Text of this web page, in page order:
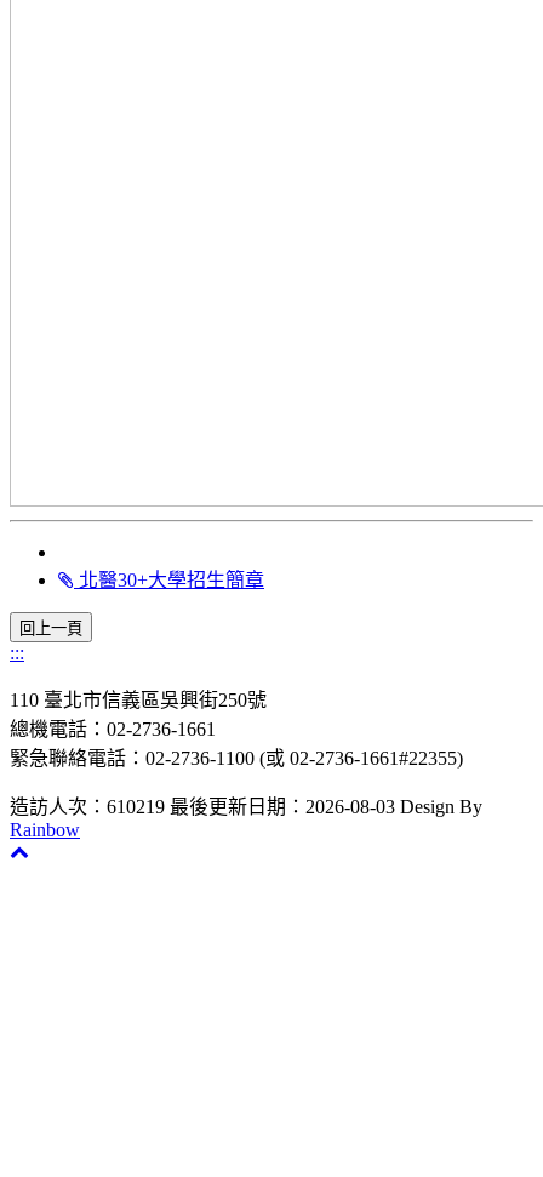
北醫30+大學招生簡章
:::
110 臺北市信義區吳興街250號
總機電話：02-2736-1661
緊急聯絡電話：02-2736-1100 (或 02-2736-1661#22355)
造訪人次：610219 最後更新日期：2026-08-03 Design By
Rainbow